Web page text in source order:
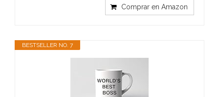
Comprar en Amazon
BESTSELLER NO. 7